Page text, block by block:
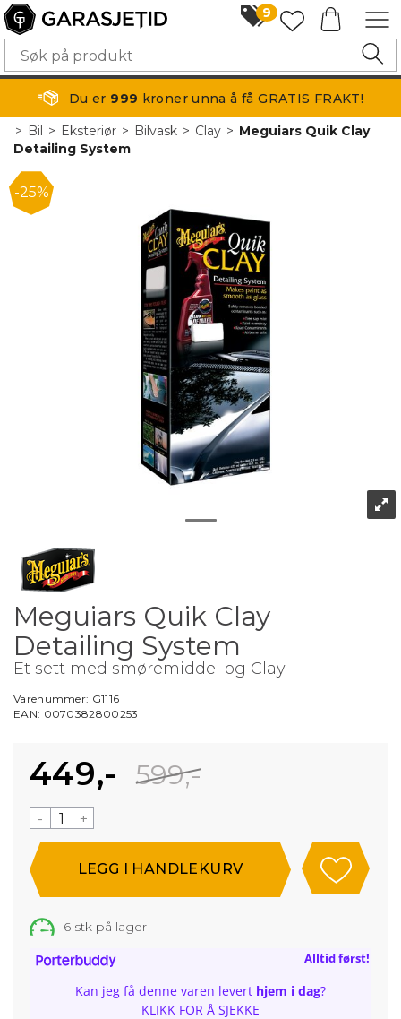
9
Du er 999 kroner unna å få GRATIS FRAKT!
> Bil> Eksteriør> Bilvask>Clay>Meguiars Quik Clay
Detailing System
25%
Meguiars Quik Clay
Detailing System
Et sett med smøremiddel og Clay
Varenummer: G1116
EAN: 0070382800253
449,- 599,-
- +
6 stk på lager
Alltid først!
Kan jeg få denne varen levert hjem i dag?
KLIKK FOR Å SJEKKE